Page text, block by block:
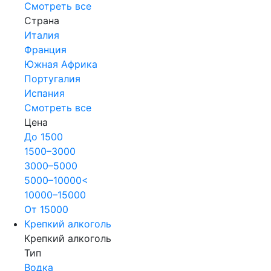
Смотреть все
Страна
Италия
Франция
Южная Африка
Португалия
Испания
Смотреть все
Цена
До 1500
1500–3000
3000–5000
5000–10000<
10000–15000
От 15000
Крепкий алкоголь
Крепкий алкоголь
Тип
Водка